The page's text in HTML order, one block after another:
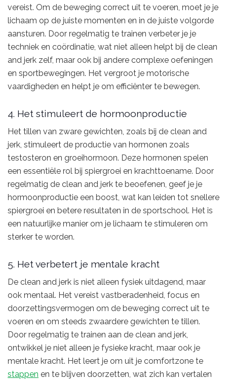
vereist. Om de beweging correct uit te voeren, moet je je
lichaam op de juiste momenten en in de juiste volgorde
aansturen. Door regelmatig te trainen verbeter je je
techniek en coördinatie, wat niet alleen helpt bij de clean
and jerk zelf, maar ook bij andere complexe oefeningen
en sportbewegingen. Het vergroot je motorische
vaardigheden en helpt je om efficiënter te bewegen.
4. Het stimuleert de hormoonproductie
Het tillen van zware gewichten, zoals bij de clean and
jerk, stimuleert de productie van hormonen zoals
testosteron en groeihormoon. Deze hormonen spelen
een essentiële rol bij spiergroei en krachttoename. Door
regelmatig de clean and jerk te beoefenen, geef je je
hormoonproductie een boost, wat kan leiden tot snellere
spiergroei en betere resultaten in de sportschool. Het is
een natuurlijke manier om je lichaam te stimuleren om
sterker te worden.
5. Het verbetert je mentale kracht
De clean and jerk is niet alleen fysiek uitdagend, maar
ook mentaal. Het vereist vastberadenheid, focus en
doorzettingsvermogen om de beweging correct uit te
voeren en om steeds zwaardere gewichten te tillen.
Door regelmatig te trainen aan de clean and jerk,
ontwikkel je niet alleen je fysieke kracht, maar ook je
mentale kracht. Het leert je om uit je comfortzone te
stappen en te blijven doorzetten, wat zich kan vertalen